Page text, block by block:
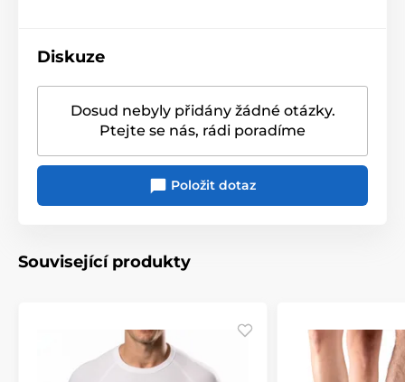
Diskuze
Dosud nebyly přidány žádné otázky.
Ptejte se nás, rádi poradíme
Položit dotaz
Související produkty